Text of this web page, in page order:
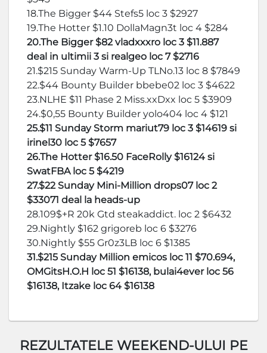
18.The Bigger $44 Stefs5 loc 3 $2927
19.The Hotter $1.10 DollaMagn3t loc 4 $284
20.The Bigger $82 vladxxxro loc 3 $11.887
deal in ultimii 3 si realgeo loc 7 $2716
21.$215 Sunday Warm-Up TLNo.13 loc 8 $7849
22.$44 Bounty Builder bbebe02 loc 3 $4622
23.NLHE $11 Phase 2 Miss.xxDxx loc 5 $3909
24.$0,55 Bounty Builder yolo404 loc 4 $121
25.$11 Sunday Storm mariut79 loc 3 $14619 si
irinel30 loc 5 $7657
26.The Hotter $16.50 FaceRolly $16124 si
SwatFBA loc 5 $4219
27.$22 Sunday Mini-Million drops07 loc 2
$33071 deal la heads-up
28.109$+R 20k Gtd steakaddict. loc 2 $6432
29.Nightly $162 grigoreb loc 6 $3276
30.Nightly $55 Gr0z3LB loc 6 $1385
31.$215 Sunday Million emicos loc 11 $70.694,
OMGitsH.O.H loc 51 $16138, bulai4ever loc 56
$16138, Itzake loc 64 $16138
REZULTATELE WEEKEND-ULUI PE